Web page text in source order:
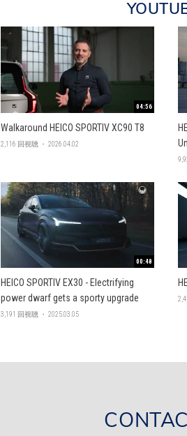
04:56
Walkaround HEICO SPORTIV XC90 T8
2,116 回視聴 ・ 2026.04.02
00:48
HEICO SPORTIV EX30 - Electrifying
power dwarf gets a sporty upgrade
3,191 回視聴 ・ 2025.03.05